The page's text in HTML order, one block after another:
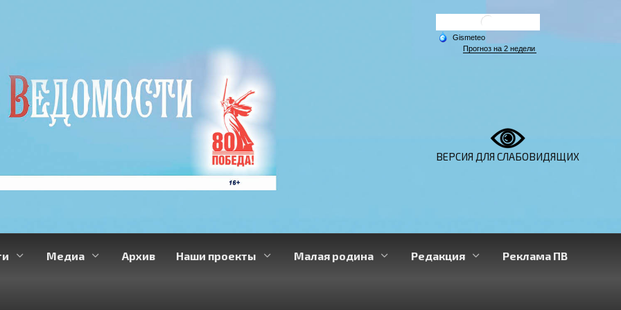
ВЕРСИЯ ДЛЯ СЛАБОВИДЯЩИХ
Медиа Архив Наши проекты Малая родина Редакция Реклама ПВ